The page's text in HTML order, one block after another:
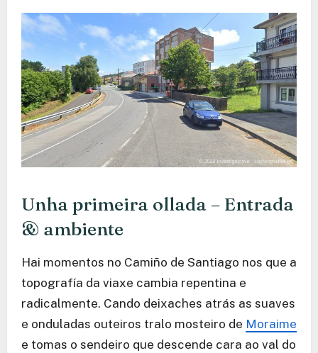
Unha primeira ollada – Entrada
& ambiente
Hai momentos no Camiño de Santiago nos que a
topografía da viaxe cambia repentina e
radicalmente. Cando deixaches atrás as suaves
e onduladas outeiros tralo mosteiro de Moraime
e tomas o sendeiro que descende cara ao val do